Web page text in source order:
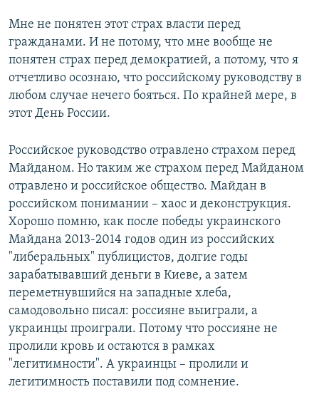
Мне не понятен этот страх власти перед
гражданами. И не потому, что мне вообще не
понятен страх перед демократией, а потому, что я
отчетливо осознаю, что российскому руководству в
любом случае нечего бояться. По крайней мере, в
этот День России.
Российское руководство отравлено страхом перед
Майданом. Но таким же страхом перед Майданом
отравлено и российское общество. Майдан в
российском понимании – хаос и деконструкция.
Хорошо помню, как после победы украинского
Майдана 2013-2014 годов один из российских
"либеральных" публицистов, долгие годы
зарабатывавший деньги в Киеве, а затем
переметнувшийся на западные хлеба,
самодовольно писал: россияне выиграли, а
украинцы проиграли. Потому что россияне не
пролили кровь и остаются в рамках
"легитимности". А украинцы – пролили и
легитимность поставили под сомнение.